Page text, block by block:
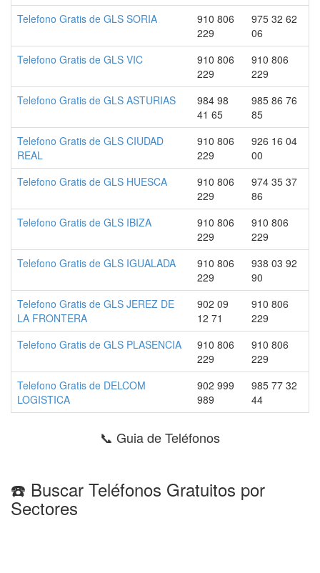
Telefono Gratis de GLS SORIA
910 806
229
975 32 62
06
Telefono Gratis de GLS VIC
910 806
229
910 806
229
Telefono Gratis de GLS ASTURIAS
984 98
41 65
985 86 76
85
Telefono Gratis de GLS CIUDAD
REAL
910 806
229
926 16 04
00
Telefono Gratis de GLS HUESCA
910 806
229
974 35 37
86
Telefono Gratis de GLS IBIZA
910 806
229
910 806
229
Telefono Gratis de GLS IGUALADA
910 806
229
938 03 92
90
Telefono Gratis de GLS JEREZ DE
LA FRONTERA
902 09
12 71
910 806
229
Telefono Gratis de GLS PLASENCIA
910 806
229
910 806
229
Telefono Gratis de DELCOM
LOGISTICA
902 999
989
985 77 32
44
📞 Guia de Teléfonos
☎️ Buscar Teléfonos Gratuitos por
Sectores